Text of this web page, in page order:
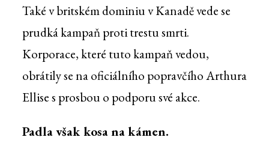
Také v britském dominiu v Kanadě vede se
prudká kampaň proti trestu smrti.
Korporace, které tuto kampaň vedou,
obrátily se na oficiálního popravčího Arthura
Ellise s prosbou o podporu své akce.
Padla však kosa na kámen.